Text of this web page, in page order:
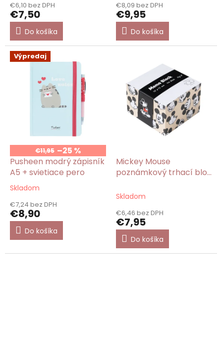
€6,10 bez DPH
€7,50
Do košíka
€8,09 bez DPH
€9,95
Do košíka
Výpredaj
€11,95 –25 %
Pusheen modrý zápisník
A5 + svietiace pero
Priemerné
produktu
je
5,0
hviezdičiek.
Skladom
€7,24 bez DPH
€8,90
Do košíka
Mickey Mouse
poznámkový trhací blok
Skladom
€6,46 bez DPH
€7,95
Do košíka